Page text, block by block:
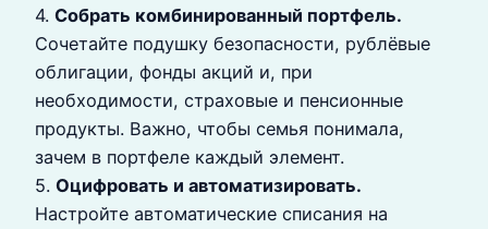
4. Собрать комбинированный портфель.
Сочетайте подушку безопасности, рублёвые
облигации, фонды акций и, при
необходимости, страховые и пенсионные
продукты. Важно, чтобы семья понимала,
зачем в портфеле каждый элемент.
5. Оцифровать и автоматизировать.
Настройте автоматические списания на